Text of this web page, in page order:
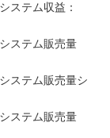
ステム収益：
ステム販売量
ステム販売量シ
ステム販売量